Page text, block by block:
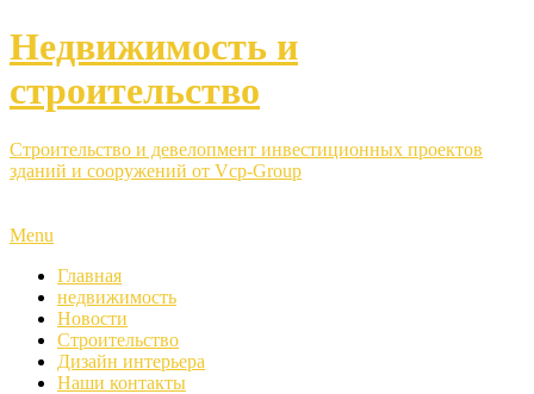
Недвижимость и
строительство
Строительство и девелопмент инвестиционных проектов
зданий и сооружений от Vcp-Group
Menu
Главная
недвижимость
Новости
Строительство
Дизайн интерьера
Наши контакты